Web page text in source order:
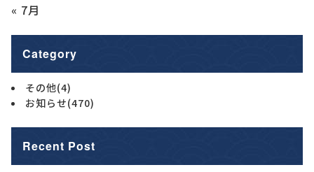
« 7月
Category
その他(4)
お知らせ(470)
Recent Post